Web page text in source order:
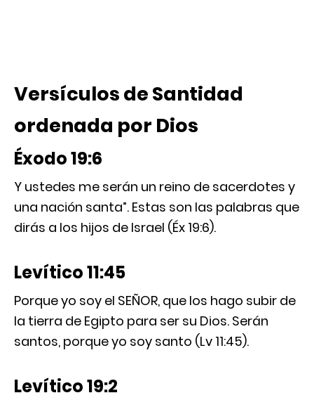
Versículos de Santidad
ordenada por Dios
Éxodo 19:6
Y ustedes me serán un reino de sacerdotes y
una nación santa”. Estas son las palabras que
dirás a los hijos de Israel (Éx 19:6).
Levítico 11:45
Porque yo soy el SEÑOR, que los hago subir de
la tierra de Egipto para ser su Dios. Serán
santos, porque yo soy santo (Lv 11:45).
Levítico 19:2